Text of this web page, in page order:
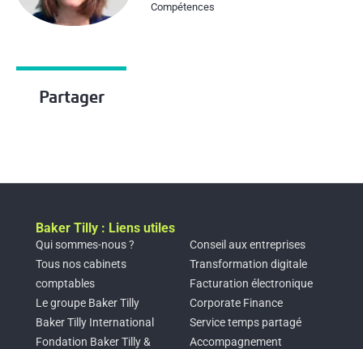
Compétences
Partager
Baker Tilly : Liens utiles
Qui sommes-nous ?
Tous nos cabinets
comptables
Le groupe Baker Tilly
Baker Tilly International
Fondation Baker Tilly &
Conseil aux entreprises
Transformation digitale
Facturation électronique
Corporate Finance
Service temps partagé
Accompagnement